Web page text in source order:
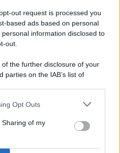
out request is processed you
based ads based on personal
information disclosed to
out.
the further disclosure of your
parties on the IAB’s list of
disclosed by us to third parties
Opt Outs
of my
– ISCRITTA ALL’ANSO
STAMPA ONLINE)
PRIVACY